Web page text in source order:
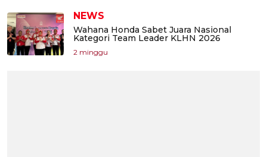
NEWS
Wahana Honda Sabet Juara Nasional
Kategori Team Leader KLHN 2026
2 minggu